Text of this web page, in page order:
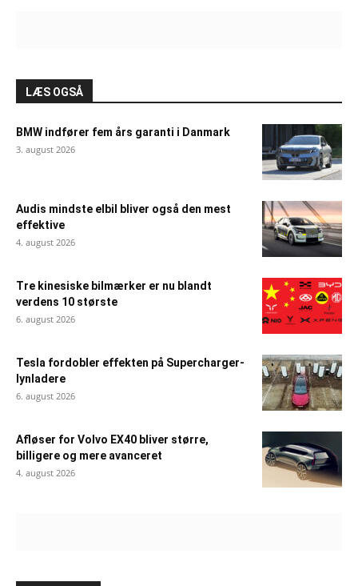
LÆS OGSÅ
BMW indfører fem års garanti i Danmark
3. august 2026
Audis mindste elbil bliver også den mest
effektive
4. august 2026
Tre kinesiske bilmærker er nu blandt
verdens 10 største
6. august 2026
Tesla fordobler effekten på Supercharger-
lynladere
6. august 2026
Afløser for Volvo EX40 bliver større,
billigere og mere avanceret
4. august 2026